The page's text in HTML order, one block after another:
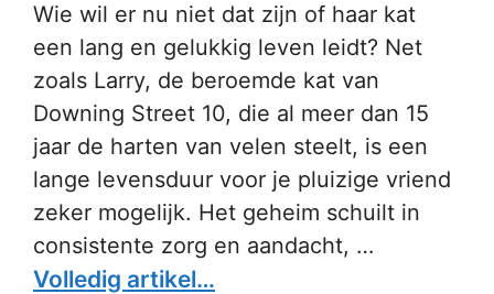
Wie wil er nu niet dat zijn of haar kat
een lang en gelukkig leven leidt? Net
zoals Larry, de beroemde kat van
Downing Street 10, die al meer dan 15
jaar de harten van velen steelt, is een
lange levensduur voor je pluizige vriend
zeker mogelijk. Het geheim schuilt in
consistente zorg en aandacht, …
Volledig artikel…